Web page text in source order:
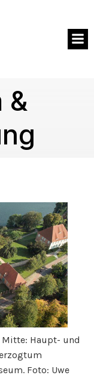
&
Mitte: Haupt- und
Foto: Uwe